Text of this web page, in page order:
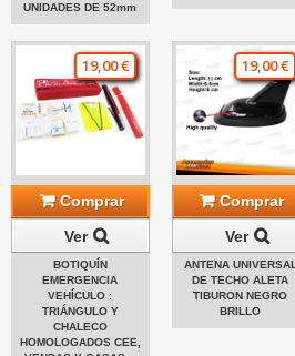
UNIDADES DE 52mm
19,00 €
Comprar
Ver
BOTIQUÍN
EMERGENCIA
VEHÍCULO :
TRIÁNGULO Y
CHALECO
HOMOLOGADOS CEE,
19,00 €
Comprar
Ver
ANTENA UNIVERSAL
DE TECHO ALETA
TIBURON NEGRO
BRILLO